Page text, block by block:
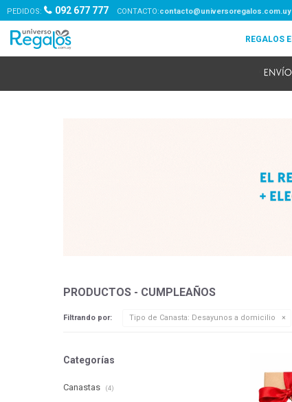
PEDIDOS: 092 677 777 contacto@universoregalos.com.uy
PRODUCTOS - CUMPLEAÑOS
Filtrando por: Tipo de Canasta: Desayunos a domicilio
Categorías
Canastas (4)